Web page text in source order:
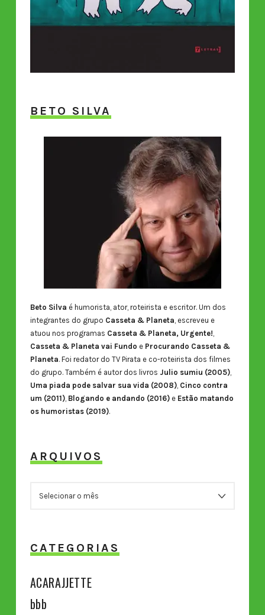
BETO SILVA
Beto Silva é humorista, ator, roteirista e escritor. Um dos
integrantes do grupo Casseta & Planeta, escreveu e
atuou nos programas Casseta & Planeta, Urgente!,
Casseta & Planeta vai Fundo e Procurando Casseta &
Planeta. Foi redator do TV Pirata e co-roteirista dos filmes
do grupo. Também é autor dos livros Julio sumiu (2005),
Uma piada pode salvar sua vida (2008), Cinco contra
um (2011), Blogando e andando (2016)e Estão matando
os humoristas (2019).
ARQUIVOS
CATEGORIAS
ACARAJJETTE
bbb